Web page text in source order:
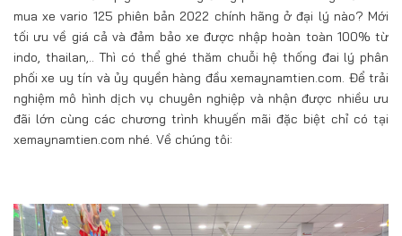
mua xe vario 125 phiên bản 2022 chính hãng ở đại lý nào? Mới
tối ưu về giá cả và đảm bảo xe được nhập hoàn toàn 100% từ
indo, thailan,.. Thì có thể ghé thăm chuỗi hệ thống đai lý phân
phối xe uy tín và ủy quyền hàng đầu xemaynamtien.com. Để trải
nghiệm mô hình dịch vụ chuyên nghiệp và nhận được nhiều ưu
đãi lớn cùng các chương trình khuyến mãi đặc biệt chỉ có tại
xemaynamtien.com nhé. Về chúng tôi: